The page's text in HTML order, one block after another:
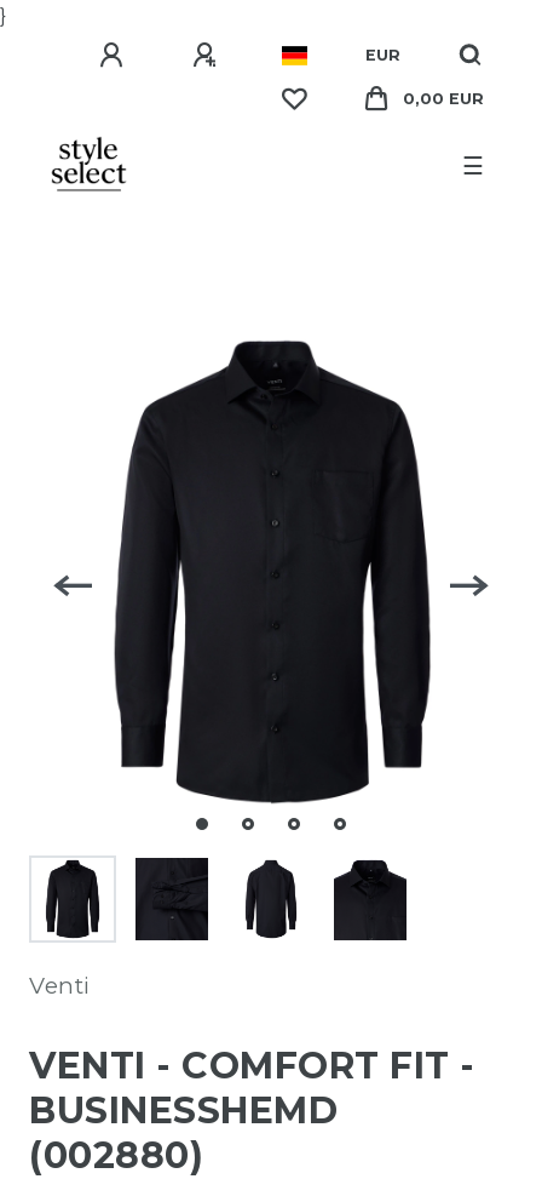
}
EUR
0,00 EUR
☰
Venti
VENTI - COMFORT FIT -
BUSINESSHEMD
(002880)